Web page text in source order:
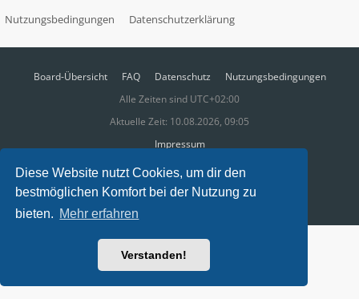
Diese Website nutzt Cookies, um dir den
bestmöglichen Komfort bei der Nutzung zu
bieten. Mehr erfahren
Verstanden!
Nutzungsbedingungen Datenschutzerklärung
Board-Übersicht FAQ Datenschutz
Nutzungsbedingungen
Alle Zeiten sind UTC+02:00
Aktuelle Zeit: 10.08.2026, 09:05
Impressum
© EXIF.CAFE | Die Photocommunity in Bielefeld [OWL]
Ansprechpartner:Paul Busch